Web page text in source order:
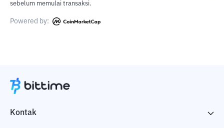
sebelum memulai transaksi.
Powered by:
Kontak